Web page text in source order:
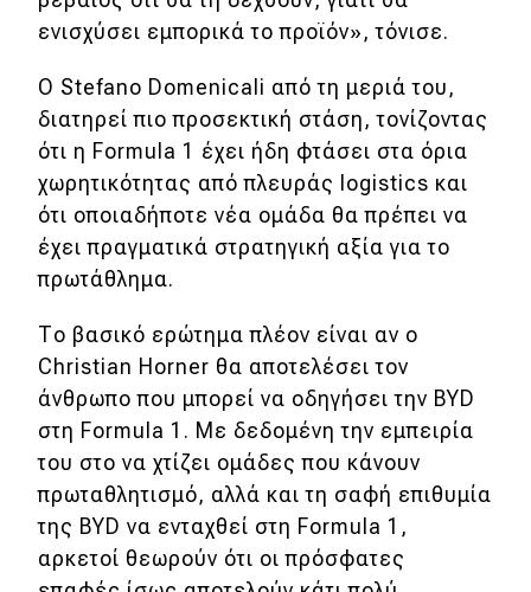
ενισχύσει εμπορικά το προϊόν», τόνισε.
Ο Stefano Domenicali από τη μεριά του,
διατηρεί πιο προσεκτική στάση, τονίζοντας
ότι η Formula 1 έχει ήδη φτάσει στα όρια
χωρητικότητας από πλευράς logistics και
ότι οποιαδήποτε νέα ομάδα θα πρέπει να
έχει πραγματικά στρατηγική αξία για το
πρωτάθλημα.
Το βασικό ερώτημα πλέον είναι αν ο
Christian Horner θα αποτελέσει τον
άνθρωπο που μπορεί να οδηγήσει την BYD
στη Formula 1. Με δεδομένη την εμπειρία
του στο να χτίζει ομάδες που κάνουν
πρωταθλητισμό, αλλά και τη σαφή επιθυμία
της BYD να ενταχθεί στη Formula 1,
αρκετοί θεωρούν ότι οι πρόσφατες